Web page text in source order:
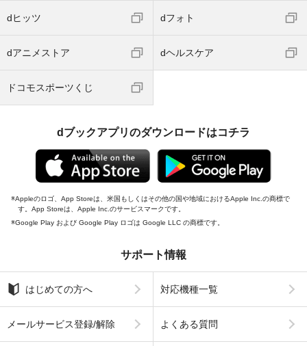
dヒッツ dフォト
dアニメストア dヘルスケア
ドコモスポーツくじ
dブックアプリのダウンロードはコチラ
Appleのロゴ、App Storeは、米国もしくはその他の国や地域におけるApple Inc.の商標で
す。App Storeは、Apple Inc.のサービスマークです。
Google Play および Google Play ロゴは Google LLC の商標です。
サポート情報
はじめての方へ 対応機種一覧
メールサービス登録/解除 よくある質問